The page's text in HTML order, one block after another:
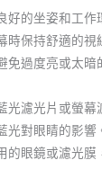
好的坐姿和工作
時保持舒適的
免過度亮或太暗
光濾光片或螢
光對眼睛的影
的眼鏡或濾光